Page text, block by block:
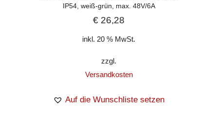
IP54, weiß-grün, max. 48V/6A
€ 26,28
inkl. 20 % MwSt.
zzgl.
Versandkosten
Auf die Wunschliste setzen